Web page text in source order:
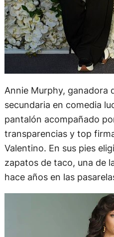
Annie Murphy, ganadora
secundaria en comedia
pantalón acompañado
transparencias y top
Valentino. En sus pies
zapatos de taco, una de
hace años en las